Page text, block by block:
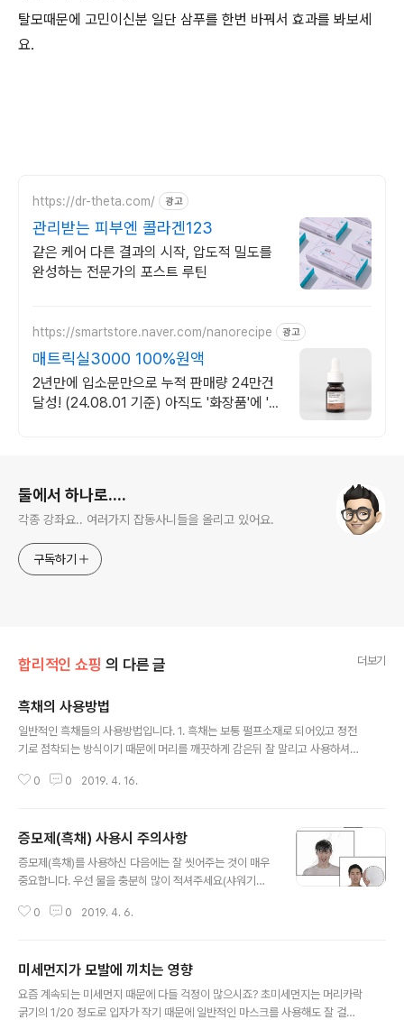
탈모때문에 고민이신분 일단 삼푸를 한번 바꿔서 효과를 봐보세
요.
https://dr-theta.com/ 광고
관리받는 피부엔 콜라겐123
같은 케어 다른 결과의 시작, 압도적 밀도를
완성하는 전문가의 포스트 루틴
https://smartstore.naver.com/nanorecipe 광고
매트릭실3000 100%원액
2년만에 입소문만으로 누적 판매량 24만건
달성! (24.08.01 기준) 아직도 '화장품'에 '내
둘에서 하나로....
각종 강좌요.. 여러가지 잡동사니들을 올리고 있어요.
구독하기
합리적인 쇼핑 의 다른 글 더보기
흑채의 사용방법
일반적인 흑채들의 사용방법입니다. 1. 흑채는 보통 펄프소재로 되어있고 정전
기로 점착되는 방식이기 때문에 머리를 깨끗하게 감은뒤 잘 말리고 사용하셔야
를 사용하면 흑채의 부착력이 더 좋습니다. 3. 흑채를 탈모부위에 뿌립니다. 뿌
상관은 없지만 흑채와 같이 판매되는 픽서를 사용하는게 더 좋습니다. 5. 사용
후는 반드시 샴푸를 해주세요. 샴푸는 처음 한번은 일반적인양을, 그리고 다시
한번은 절반정도의 양을 사용해서 샴푸하는게 탈모예방에 좋습니다. 6. 물론 샴
0 0 2019. 4. 16.
증모제(흑채) 사용시 주의사항
증모제(흑채)를 사용하신 다음에는 잘 씻어주는 것이 매우
중요합니다. 우선 물을 충분히 많이 적셔주세요(샤워기로
시는 것이 좋습니다) 그리고 머리를 감을때 한번에 감으시
는 절반정도의 샴푸로 감으시면 됩니다. 이때 주의하실점
은 절대!!! 손톱으로 긁지 마시고 손가락 지문을 이용해서
살살 감으시는 것이 좋습니다. https://seasonmaket.c
0 0 2019. 4. 6.
미세먼지가 모발에 끼치는 영향
요즘 계속되는 미세먼지 때문에 다들 걱정이 많으시죠? 초미세먼지는 머리카락
굵기의 1/20 정도로 입자가 작기 때문에 일반적인 마스크를 사용해도 잘 걸러